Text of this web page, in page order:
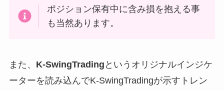
ポジション保有中に含み損を抱える事
も当然あります。
また、 K-SwingTrading というオリジナルインジケ
ーターを読み込んでK-SwingTradingが示すトレン